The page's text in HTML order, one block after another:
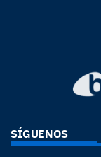
SÍGUENOS